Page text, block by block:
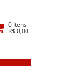
0Itens
R$ 0,00